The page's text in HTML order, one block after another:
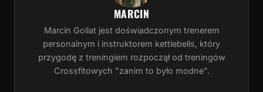
MARCIN
Marcin Goliat jest doświadczonym trenerem
personalnym i instruktorem kettlebells, który
przygodę z treningiem rozpoczął od treningów
Crossfitowych "zanim to było modne".